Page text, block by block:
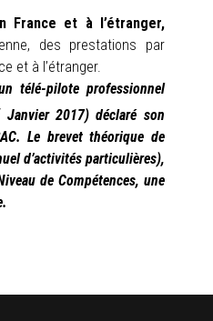
France et à l’étranger,
des prestations par
et à l’étranger.
télé-pilote professionnel
Janvier 2017) déclaré son
Le brevet théorique de
d’activités particulières),
de Compétences, une